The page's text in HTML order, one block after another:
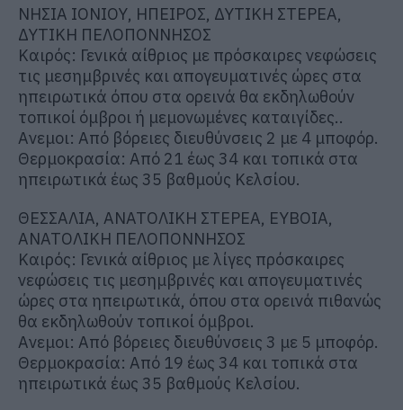
ΝΗΣΙΑ ΙΟΝΙΟΥ, ΗΠΕΙΡΟΣ, ΔΥΤΙΚΗ ΣΤΕΡΕΑ,
ΔΥΤΙΚΗ ΠΕΛΟΠΟΝΝΗΣΟΣ
Καιρός: Γενικά αίθριος με πρόσκαιρες νεφώσεις
τις μεσημβρινές και απογευματινές ώρες στα
ηπειρωτικά όπου στα ορεινά θα εκδηλωθούν
τοπικοί όμβροι ή μεμονωμένες καταιγίδες..
Ανεμοι: Από βόρειες διευθύνσεις 2 με 4 μποφόρ.
Θερμοκρασία: Από 21 έως 34 και τοπικά στα
ηπειρωτικά έως 35 βαθμούς Κελσίου.
ΘΕΣΣΑΛΙΑ, ΑΝΑΤΟΛΙΚΗ ΣΤΕΡΕΑ, ΕΥΒΟΙΑ,
ΑΝΑΤΟΛΙΚΗ ΠΕΛΟΠΟΝΝΗΣΟΣ
Καιρός: Γενικά αίθριος με λίγες πρόσκαιρες
νεφώσεις τις μεσημβρινές και απογευματινές
ώρες στα ηπειρωτικά, όπου στα ορεινά πιθανώς
θα εκδηλωθούν τοπικοί όμβροι.
Ανεμοι: Από βόρειες διευθύνσεις 3 με 5 μποφόρ.
Θερμοκρασία: Από 19 έως 34 και τοπικά στα
ηπειρωτικά έως 35 βαθμούς Κελσίου.